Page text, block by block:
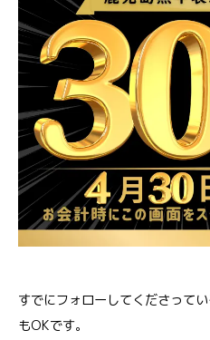
すでにフォローしてくださって
もOKです。